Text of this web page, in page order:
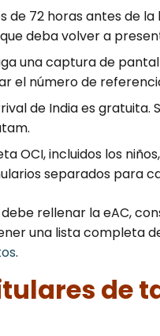
de 72 horas antes de la
deba volver a
una captura de
el número de
de India es gratuita.
OCI, incluidos los
separados para
rellenar la eAC,
una lista completa
.
de